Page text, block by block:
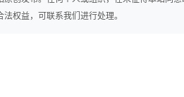
权益，可联系我们进行处理。